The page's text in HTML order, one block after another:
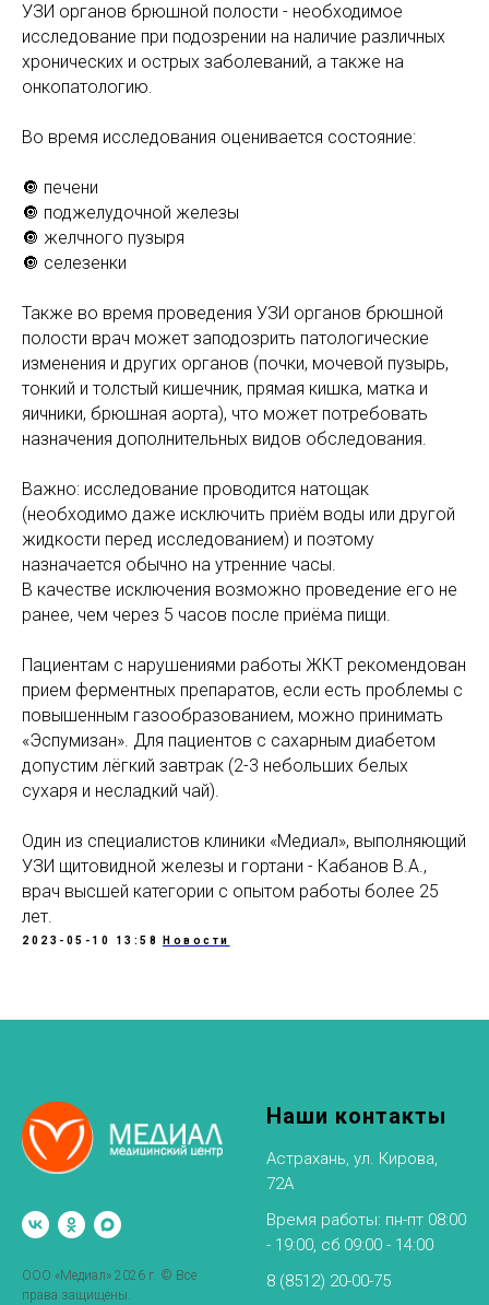
УЗИ органов брюшной полости - необходимое
исследование при подозрении на наличие различных
хронических и острых заболеваний, а также на
онкопатологию.
Во время исследования оценивается состояние:
🔘 печени
🔘 поджелудочной железы
🔘 желчного пузыря
🔘 селезенки
Также во время проведения УЗИ органов брюшной
полости врач может заподозрить патологические
изменения и других органов (почки, мочевой пузырь,
тонкий и толстый кишечник, прямая кишка, матка и
яичники, брюшная аорта), что может потребовать
назначения дополнительных видов обследования.
Важно: исследование проводится натощак
(необходимо даже исключить приём воды или другой
жидкости перед исследованием) и поэтому
назначается обычно на утренние часы.
В качестве исключения возможно проведение его не
ранее, чем через 5 часов после приёма пищи.
Пациентам с нарушениями работы ЖКТ рекомендован
прием ферментных препаратов, если есть проблемы с
повышенным газообразованием, можно принимать
«Эспумизан». Для пациентов с сахарным диабетом
допустим лёгкий завтрак (2-3 небольших белых
сухаря и несладкий чай).
Один из специалистов клиники «Медиал», выполняющий
УЗИ щитовидной железы и гортани - Кабанов В.А.,
врач высшей категории с опытом работы более 25
лет.
2023-05-10 13:58 Новости
ООО «Медиал» 2026 г. © Все
права защищены.
Наши контакты
Астрахань, ул. Кирова,
72А
Время работы: пн-пт 08:00
- 19:00, сб 09:00 - 14:00
8 (8512) 20-00-75